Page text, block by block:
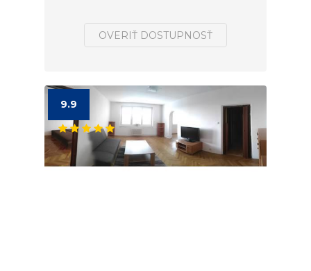
OVERIŤ DOSTUPNOSŤ
9.9